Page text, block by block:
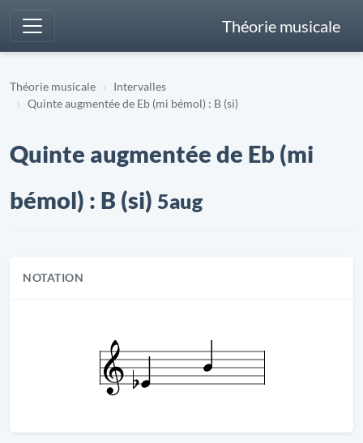
Théorie musicale
Théorie musicale
Intervalles
Quinte augmentée de Eb (mi bémol) : B (si)
Quinte augmentée de Eb (mi
bémol) : B (si) 5aug
NOTATION